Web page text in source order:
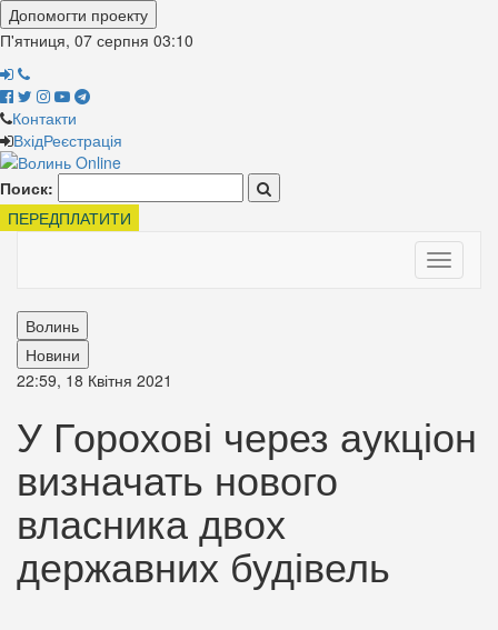
Допомогти проекту
П'ятниця, 07 серпня 03:10
Контакти
ВхідРеєстрація
Поиск:
ПЕРЕДПЛАТИТИ
Toggle
Волинь
Новини
22:59, 18 Квітня 2021
У Горохові через аукціон
визначать нового
власника двох
державних будівель